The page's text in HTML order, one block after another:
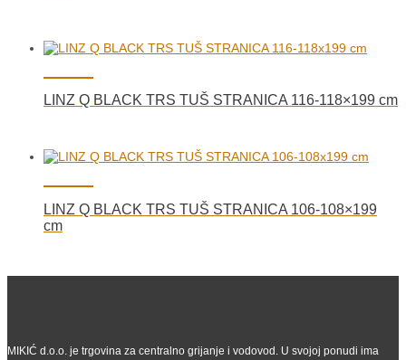
LINZ Q BLACK TRS TUŠ STRANICA 116-118×199 cm
LINZ Q BLACK TRS TUŠ STRANICA 106-108×199
cm
MIKIĆ d.o.o. je trgovina za centralno grijanje i vodovod. U svojoj ponudi ima